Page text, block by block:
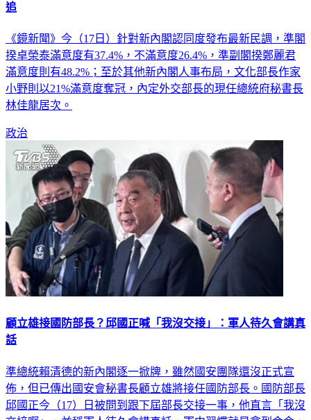
追
《鏡新聞》今（17日）針對新內閣認同度發布最新民調，準閣
揆卓榮泰滿意度有37.4%，不滿意度26.4%，準副閣揆鄭麗君
滿意度則有48.2%；至於其他新內閣人事布局，文化部長作家
小野則以21%滿意度奪冠，內定外交部長的現任總統府秘書長
林佳龍居次。
政治
顧立雄接國防部長？邱國正喊「我沒交接」：軍人待久會講真
話
準總統賴清德的新內閣逐一掀牌，雖然國安團隊還沒正式宣
佈，但已傳出國安會秘書長顧立雄將接任國防部長。國防部長
邱國正今（17）日被問到跟下屆部長交接一事，他直言「我沒